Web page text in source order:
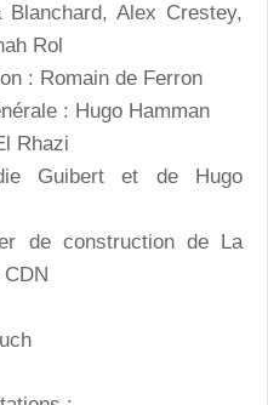
Alex Crestey,
Rol
: Romain de Ferron
: Hugo Hamman
Rhazi
Guibert et de Hugo
de construction de La